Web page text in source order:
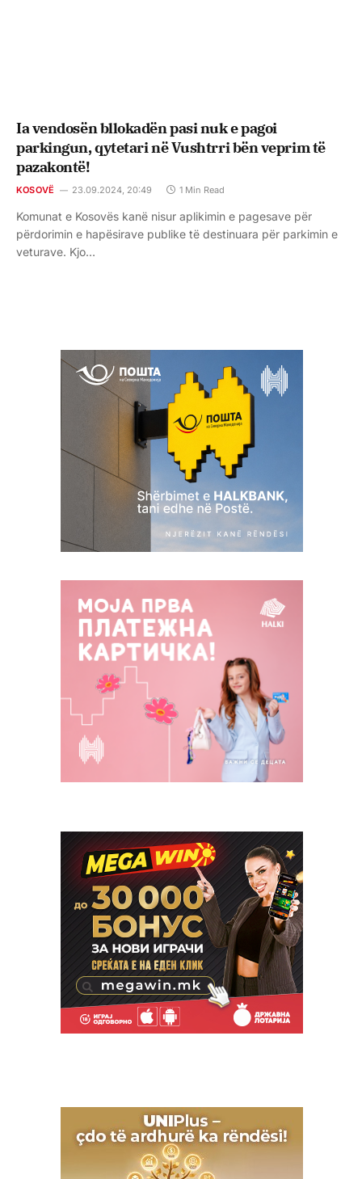
Ia vendosën bllokadën pasi nuk e pagoi
parkingun, qytetari në Vushtrri bën veprim të
pazakontë!
KOSOVË 23.09.2024, 20:49 1 Min Read
Komunat e Kosovës kanë nisur aplikimin e pagesave për
përdorimin e hapësirave publike të destinuara për parkimin e
veturave. Kjo…